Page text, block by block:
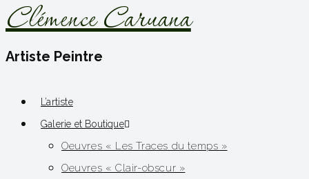
Clémence Caruana
Artiste Peintre
L’artiste
Galerie et Boutique
Oeuvres « Les Traces du temps »
Oeuvres « Clair-obscur »